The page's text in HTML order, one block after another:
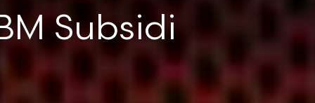
Subsidi